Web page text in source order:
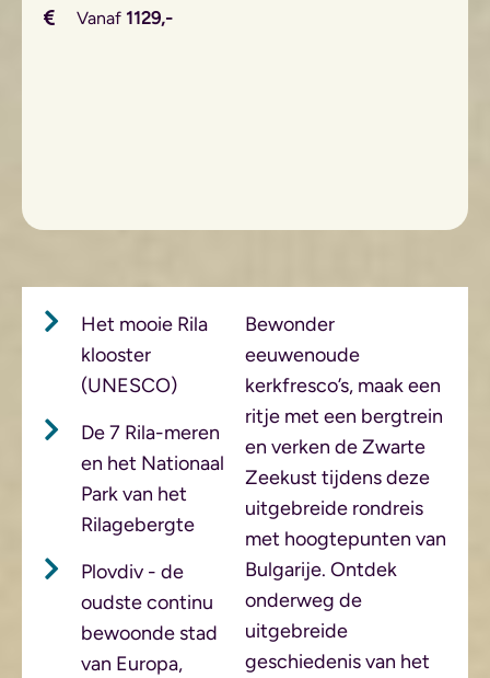
Vanaf 1129,-
Het mooie Rila
klooster
(UNESCO)
De 7 Rila-meren
en het Nationaal
Park van het
Rilagebergte
Plovdiv - de
oudste continu
bewoonde stad
van Europa,
Bewonder
eeuwenoude
kerkfresco’s, maak een
ritje met een bergtrein
en verken de Zwarte
Zeekust tijdens deze
uitgebreide rondreis
met hoogtepunten van
Bulgarije. Ontdek
onderweg de
uitgebreide
geschiedenis van het